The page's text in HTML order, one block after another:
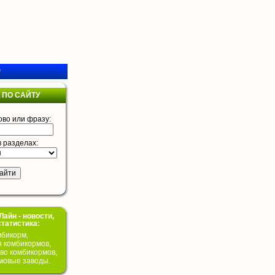
САЙТУ
или фразу:
разделах:
- новости,
комбикормов,
комбикормов,
заводы.